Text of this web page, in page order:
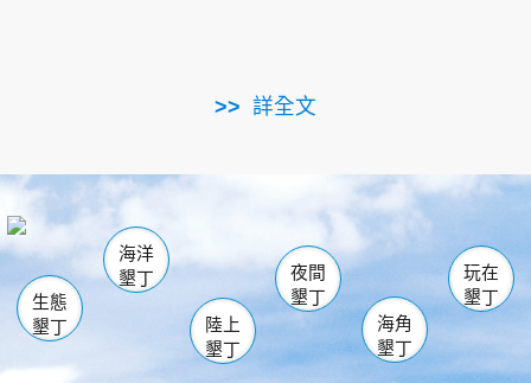
詳全文
南仁湖
海生館
恆春 佳樂水
龍鑾潭自然中心 森林遊樂區
瓊麻館
關山 墾管處遊客中心
社頂公園 風吹沙
船帆石
白砂 龍磐公園
香蕉灣
砂島
鵝鑾鼻
生態
墾丁
海洋
墾丁
陸上
墾丁
夜間
墾丁
海角
墾丁
玩在
墾丁